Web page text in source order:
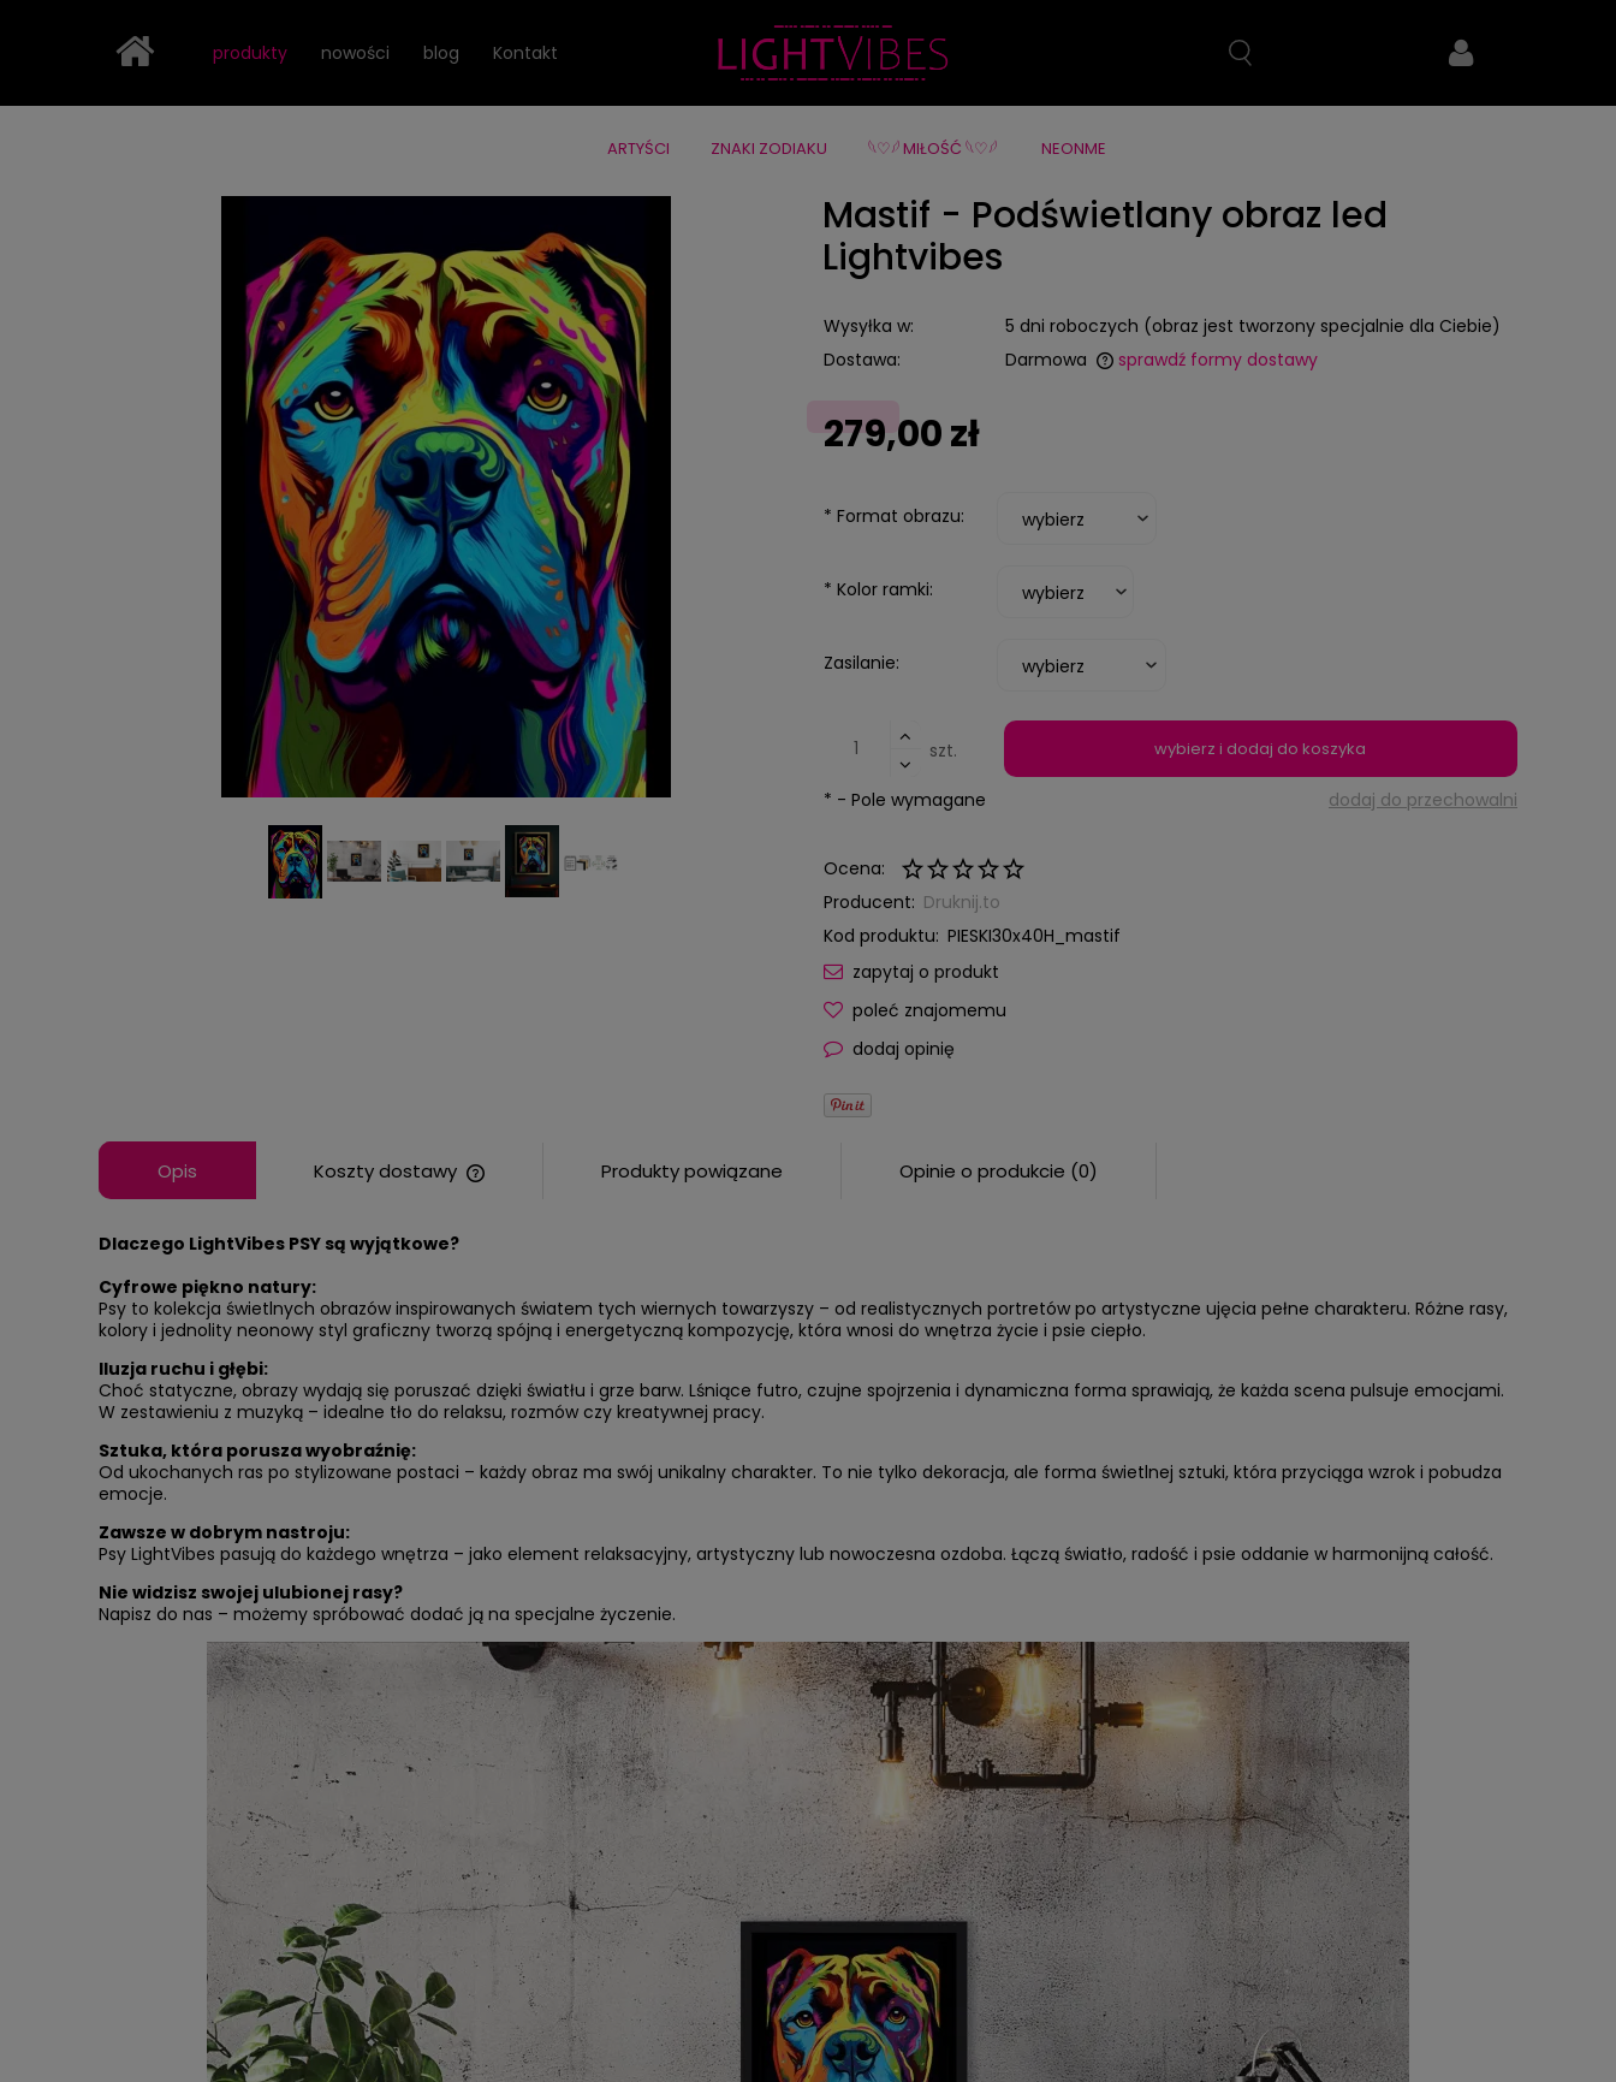
produkty nowości blog Kontakt
ARTYŚCI ZNAKI ZODIAKU ‪‪𓆩♡𓆪 MIŁOŚĆ 𓆩♡𓆪 ‪ NEONME
Strona główna Zwierzęta Lightvibes Psiaki Mastif - Podświetlany obraz led Lightvibes
Mastif - Podświetlany obraz led
Lightvibes
Wysyłka w:
5 dni roboczych (obraz jest tworzony specjalnie dla Ciebie)
Dostawa:
Darmowa
Cena nie zawiera ewentualnych
kosztów płatności
sprawdź formy dostawy
279,00 zł
* Format obrazu:
* Kolor ramki:
Zasilanie:
szt. wybierz i dodaj do koszyka
dodaj do przechowalni
* - Pole wymagane
Ocena:
Producent: Druknij.to
Kod produktu: PIESKI30x40H_mastif
zapytaj o produkt
poleć znajomemu
dodaj opinię
Opis Koszty dostawy Produkty powiązane Opinie o produkcie (0)
Dlaczego LightVibes PSY są wyjątkowe?
Cyfrowe piękno natury:
Psy to kolekcja świetlnych obrazów inspirowanych światem tych wiernych towarzyszy – od realistycznych portretów po artystyczne ujęcia pełne charakteru. Różne rasy,
kolory i jednolity neonowy styl graficzny tworzą spójną i energetyczną kompozycję, która wnosi do wnętrza życie i psie ciepło.
Iluzja ruchu i głębi:
Choć statyczne, obrazy wydają się poruszać dzięki światłu i grze barw. Lśniące futro, czujne spojrzenia i dynamiczna forma sprawiają, że każda scena pulsuje emocjami.
W zestawieniu z muzyką – idealne tło do relaksu, rozmów czy kreatywnej pracy.
Sztuka, która porusza wyobraźnię:
Od ukochanych ras po stylizowane postaci – każdy obraz ma swój unikalny charakter. To nie tylko dekoracja, ale forma świetlnej sztuki, która przyciąga wzrok i pobudza
emocje.
Zawsze w dobrym nastroju:
Psy LightVibes pasują do każdego wnętrza – jako element relaksacyjny, artystyczny lub nowoczesna ozdoba. Łączą światło, radość i psie oddanie w harmonijną całość.
Nie widzisz swojej ulubionej rasy?
Napisz do nas – możemy spróbować dodać ją na specjalne życzenie.